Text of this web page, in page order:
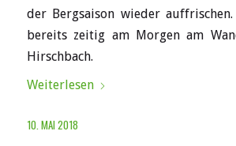
der Bergsaison wieder
bereits zeitig am Morgen am
Hirschbach.
Weiterlesen
10. MAI 2018